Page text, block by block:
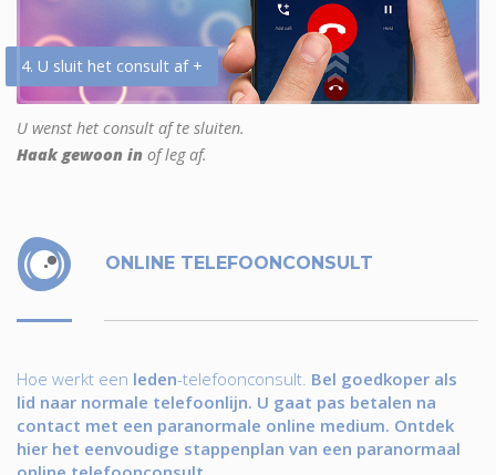
4. U sluit het consult af +
U wenst het consult af te sluiten.
Haak gewoon in of leg af.
ONLINE TELEFOONCONSULT
Hoe werkt een leden-telefoonconsult. Bel goedkoper als
lid naar normale telefoonlijn. U gaat pas betalen na
contact met een paranormale online medium. Ontdek
hier het eenvoudige stappenplan van een paranormaal